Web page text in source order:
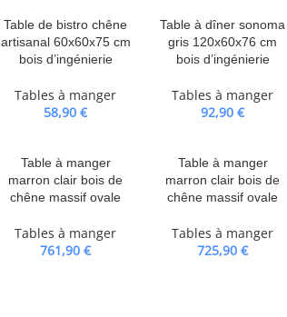
Table de bistro chêne
artisanal 60x60x75 cm
bois d’ingénierie
Tables à manger
58,90€
Table à dîner sonoma
gris 120x60x76 cm
bois d’ingénierie
Tables à manger
92,90€
Table à manger
marron clair bois de
chêne massif ovale
Tables à manger
761,90€
Table à manger
marron clair bois de
chêne massif ovale
Tables à manger
725,90€